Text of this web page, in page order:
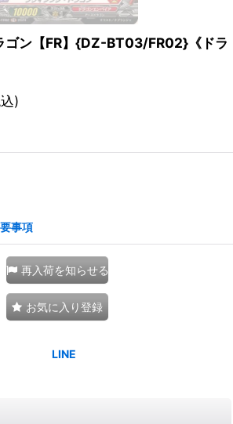
ゴン【FR】{DZ-BT03/FR02}《ドラ
)
事項
再入荷を知らせる
お気に入り登録